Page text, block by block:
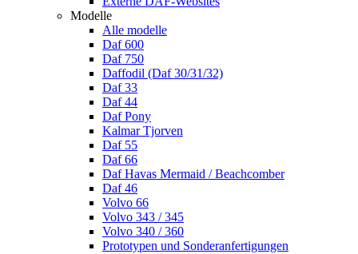
Modelle
Alle modelle
Daf 600
Daf 750
Daffodil (Daf 30/31/32)
Daf 33
Daf 44
Daf Pony
Kalmar Tjorven
Daf 55
Daf 66
Daf Havas Mermaid / Beachcomber
Daf 46
Volvo 66
Volvo 343 / 345
Volvo 340 / 360
Prototypen und Sonderanfertigungen